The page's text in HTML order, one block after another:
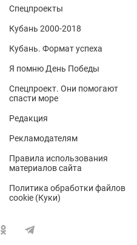
Спецпроекты
Кубань 2000-2018
Кубань. Формат успеха
Я помню День Победы
Спецпроект. Они помогают
спасти море
Редакция
Рекламодателям
Правила использования
материалов сайта
Политика обработки файлов
cookie (Куки)